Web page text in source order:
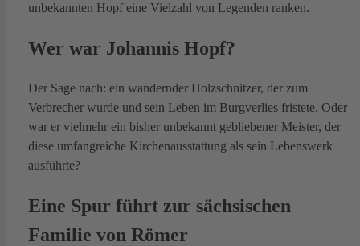
unbekannten Hopf eine Vielzahl von Legenden ranken.
Wer war Johannis Hopf?
Der Sage nach: ein wandernder Holzschnitzer, der zum
Verbrecher wurde und sein Leben im Burgverlies fristete. Oder
war er vielmehr ein bisher unbekannt gebliebener Meister, der
diese umfangreiche Kirchenausstattung als sein Lebenswerk
ausführte?
Eine Spur führt zur sächsischen
Familie von Römer